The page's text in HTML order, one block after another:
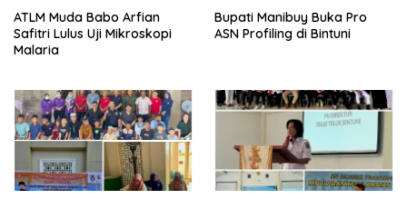
ATLM Muda Babo Arfian
Safitri Lulus Uji Mikroskopi
Malaria
Bupati Manibuy Buka Pro
ASN Profiling di Bintuni